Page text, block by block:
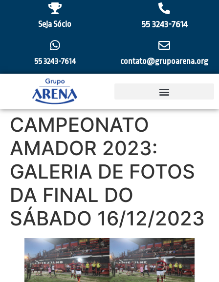
Seja Sócio 55 3243-7614
55 3243-7614 contato@grupoarena.org
CAMPEONATO
AMADOR 2023:
GALERIA DE FOTOS
DA FINAL DO
SÁBADO 16/12/2023